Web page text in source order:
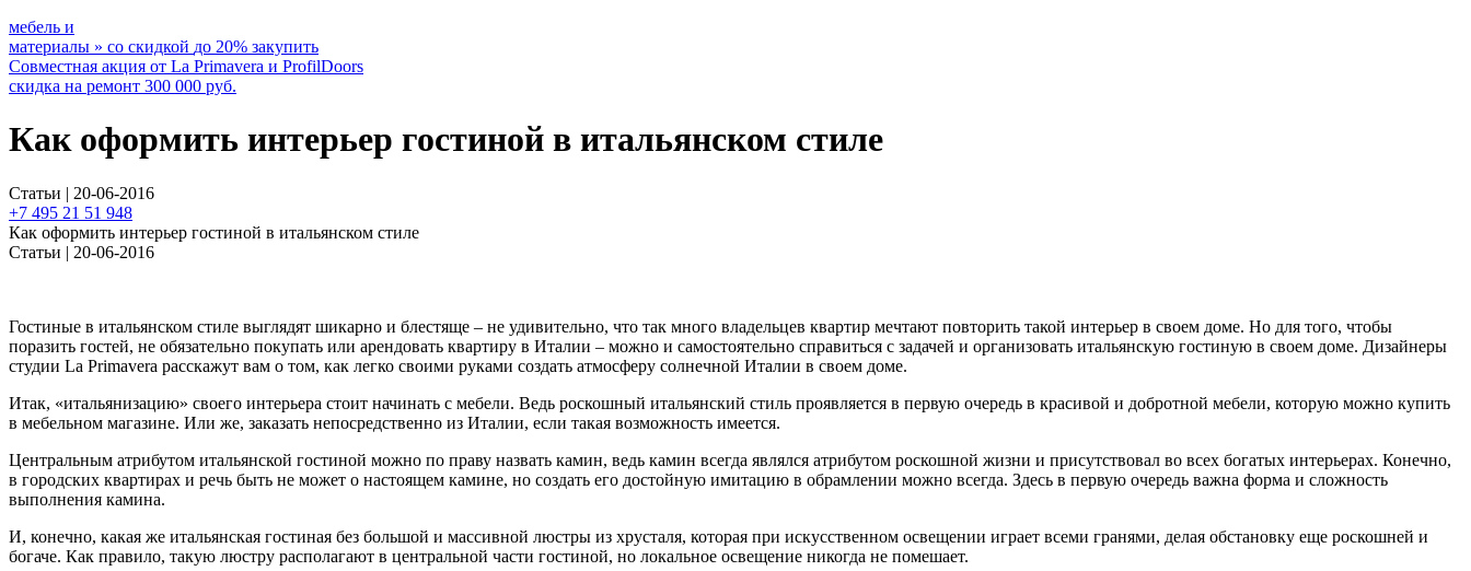
мебель и
материалы » со скидкой до 20% закупить
Совместная акция от La Primavera и ProfilDoors
скидка на ремонт 300 000 руб.
Как оформить интерьер гостиной в итальянском стиле
Статьи | 20-06-2016
+7 495 21 51 948
Как оформить интерьер гостиной в итальянском стиле
Статьи | 20-06-2016
Гостиные в итальянском стиле выглядят шикарно и блестяще – не удивительно, что так много владельцев квартир мечтают повторить такой интерьер в своем доме. Но для того, чтобы
поразить гостей, не обязательно покупать или арендовать квартиру в Италии – можно и самостоятельно справиться с задачей и организовать итальянскую гостиную в своем доме. Дизайнеры
студии La Primavera расскажут вам о том, как легко своими руками создать атмосферу солнечной Италии в своем доме.
Итак, «итальянизацию» своего интерьера стоит начинать с мебели. Ведь роскошный итальянский стиль проявляется в первую очередь в красивой и добротной мебели, которую можно купить
в мебельном магазине. Или же, заказать непосредственно из Италии, если такая возможность имеется.
Центральным атрибутом итальянской гостиной можно по праву назвать камин, ведь камин всегда являлся атрибутом роскошной жизни и присутствовал во всех богатых интерьерах. Конечно,
в городских квартирах и речь быть не может о настоящем камине, но создать его достойную имитацию в обрамлении можно всегда. Здесь в первую очередь важна форма и сложность
выполнения камина.
И, конечно, какая же итальянская гостиная без большой и массивной люстры из хрусталя, которая при искусственном освещении играет всеми гранями, делая обстановку еще роскошней и
богаче. Как правило, такую люстру располагают в центральной части гостиной, но локальное освещение никогда не помешает.